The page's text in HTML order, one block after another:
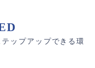
ップアップできる環